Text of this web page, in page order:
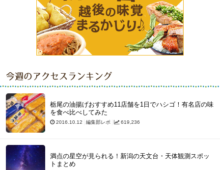
今週のアクセスランキング
栃尾の油揚げおすすめ11店舗を1日でハシゴ！有名店の味
を食べ比べしてみた
2016.10.12 編集部レポ 619,236
満点の星空が見られる！新潟の天文台・天体観測スポッ
トまとめ